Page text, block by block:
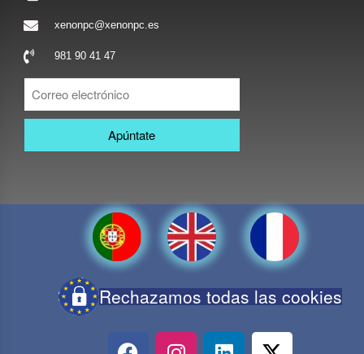
xenonpc@xenonpc.es
981 90 41 47
Apúntate
Rechazamos todas las cookies